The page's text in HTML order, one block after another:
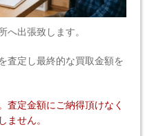
へ出張致します。
査定し最終的な買取金額を
定金額にご納得頂けなく
ません。